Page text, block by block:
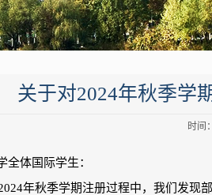
关于对2024年秋季学
时间
全体国际学生：
年秋季学期注册过程中，我们发现部